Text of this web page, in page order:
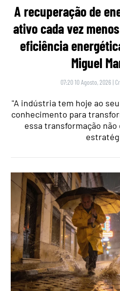
A recuperação de
ativo cada vez
eficiência
Miguel
07:20 10 Agosto, 2026 |
"A indústria tem hoje ao
conhecimento para
essa transformação não